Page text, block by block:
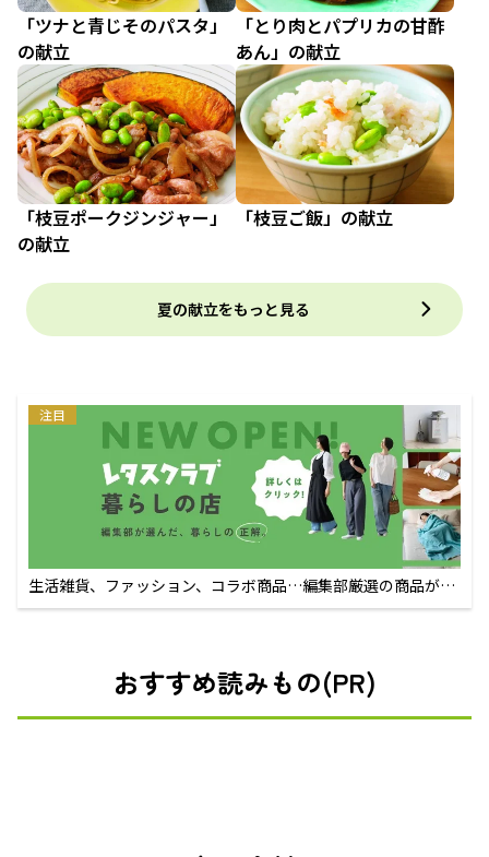
「ツナと青じそのパスタ」
の献立
「とり肉とパプリカの甘酢
あん」の献立
「枝豆ポークジンジャー」
の献立
「枝豆ご飯」の献立
夏の献立をもっと見る
注目
生活雑貨、ファッション、コラボ商品…編集部厳選の商品が買
えるECサイト
おすすめ読みもの(PR)